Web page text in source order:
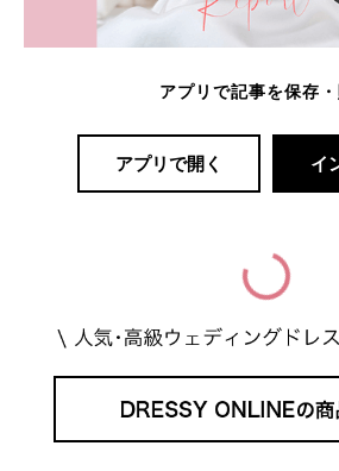
アプリで記事を保存
アプリで開く イ